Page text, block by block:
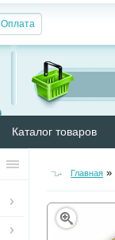
Оплата
Каталог товаров
Главная »